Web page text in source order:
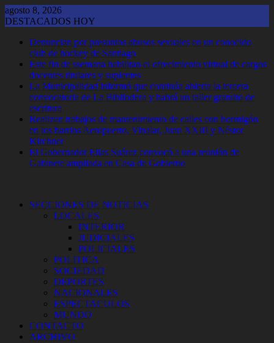
Saltar
al
agosto 8, 2026
DESTACADOS HOY
Denuncian por presuntos abusos sexuales en un conocido
club de hockey de Santiago
Este fin de ssemana habilitan el ofrecimiento virtual de cargos
docentes titulares y suplentes
La Municipalidad informó que continúa abierta la tercera
convocatoria de La Bibliodera y habrá un taller gratuito de
escritura
Realizan trabajos de mantenimiento de calles con hormigón
en los barrios Aeropuerto, Vinalar, Juan XXIII y Néstor
Kirchner
El Gobernador Elias Suárez convocó a una reunión de
Gabinete ampliada en Casa de Gobierno
SECCIONES DE NOTICIAS
LOCALES
INTERIOR
JUDICIALES
POLICIALES
POLITICA
SOCIEDAD
DEPORTES
NACIONALES
ESPECTACULOS
MUNDO
CONTACTO
ARCHIVO